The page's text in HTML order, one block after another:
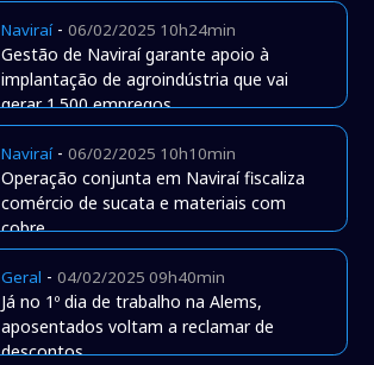
Naviraí-06/02/2025 10h24min
Gestão de Naviraí garante apoio à
implantação de agroindústria que vai
gerar 1.500 empregos
Naviraí-06/02/2025 10h10min
Operação conjunta em Naviraí fiscaliza
comércio de sucata e materiais com
cobre
Geral -04/02/2025 09h40min
Já no 1º dia de trabalho na Alems,
aposentados voltam a reclamar de
descontos